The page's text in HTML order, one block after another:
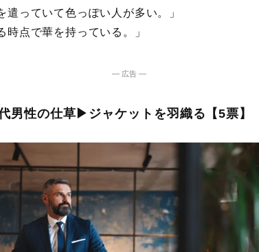
遣っていて色っぽい人が多い。」
時点で華を持っている。」
― 広告 ―
男性の仕草▶︎ジャケットを羽織る【5票】